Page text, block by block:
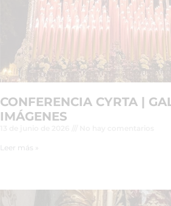
CONFERENCIA CYRTA |
IMÁGENES
Leer más »